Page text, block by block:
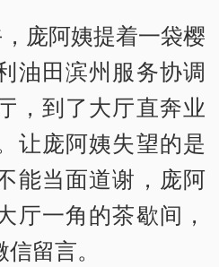
庞阿姨提着一袋樱
油田滨州服务协调
，到了大厅直奔业
让庞阿姨失望的是
能当面道谢，庞阿
厅一角的茶歇间，
留言。